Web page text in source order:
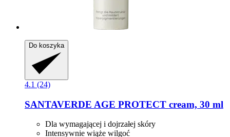
Do koszyka
4.1 (24)
SANTAVERDE AGE PROTECT cream, 30 ml
Dla wymagającej i dojrzałej skóry
Intensywnie wiąże wilgoć